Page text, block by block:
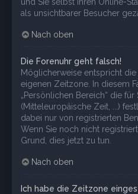
als unsichtbarer Besucher
Nach oben
Die Forenuhr geht falsch!
Möglicherweise entspricht
eigenen Zeitzone. In diesem
„Persönlichen Bereich“ die
(Mitteleuropäische Zeit, ...)
dabei nur von registrierten
Wenn Sie noch nicht
Grund, dies jetzt zu tun.
Nach oben
Ich habe die Zeitzone